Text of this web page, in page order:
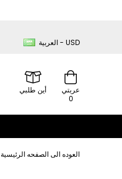
العربية - USD
عربتي
0
أين طلبي
<<العوده‌ الی الصفحه‌ الرئیسیة